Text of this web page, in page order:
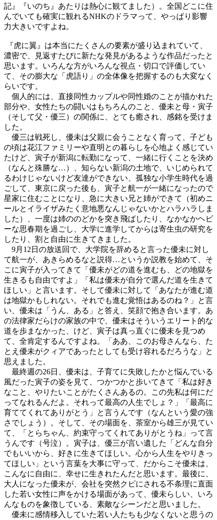
記』『いのち』あたりは熱心に観てました）。全国どこに住
んでいても確実に観れるNHKのドラマって、やっぱり影響
力大きいですよね。
『虎に翼』は本当にたくさんの要素が盛り込まれていて、
濃密で、見返すたびに新たな発見があるような作品だったと
思います。いろんな方がいろんな視点・切口で評価してい
て、その膨大な「虎語り」の全体像を把握するのも大変なく
らいです。
個人的には、直接同性カップルや同性婚のことが描かれた
部分や、女性たちの闘いはもちろんのこと、優未と母・寅子
（そして父・優三）の関係に、とても癒され、感銘を受けま
した。
優三は戦死し、優未は父親に会うことなく育って、子ども
の頃は花江ファミリーや直明との暮らしを心地よく感じてい
たけど、寅子が新潟に転勤になって、一緒に行くことを決め
（なんと殊勝な…）、知らない新潟の土地で、いじめられて
るわけじゃないけど友達ができない、孤独な小学生時代を過
ごして、東京に戻った後も、寅子と航一が一緒になったので
星家に住むことになり、急に大きい兄と姉ができて（初めニ
ールとイライザみたく意地悪なんじゃないかとハラハラしま
した）、一度は姉ののどかを突き飛ばしたり、なかなかヘビ
ーな思春期を過ごし、大学に進学してからは寄生虫の研究を
したり、割と自由に生きてきました。
9月12日の放送回で、大学院を辞めると言った優未に対し
て航一が、あきらめるなと説得…というか説教を始めて、そ
こに寅子が入ってきて「優未がどの道を進むも、どの地獄を
生きるも自由ですよ」「私は優未が自分で選んだ道を生きて
ほしい」と言います。そして優未に対して「あなたが進む道
は地獄かもしれない。それでも進む覚悟はあるのね？」と言
い、優未は「うん、ある」と答え、笑顔で抱き合います。あ
の法律家だらけの家族の中で、優未はそういうエリート的な
道を歩まなかった、けど、寅子は真っ直ぐに優未を見つめ
て、全肯定するんですよね。「ああ、このお母さんなら、た
とえ優未がクィアであったとしても受け容れるだろうな」と
思えました。
最終週の26日、優未は、子育てに失敗したかと悩んでいる
風だった寅子の姿を見て、つかつかと歩いてきて「私は好き
なこと、やりたいことがたくさんあるの。この先私は何にだ
ってなれるんだよ。それって最高の人生でしょ？」「最高に
育ててくれてありがとう」と言うんです（なんという愛の強
さでしょう）。そして、その場面を、茶室から雄三が見てい
て、「とらちゃん、約束守ってくれてありがとうね」って言
うんです（号泣）。寅子は、優三が言い遺した「どんな自分
でもいいから、好きに生きてほしい。心から人生をやりきっ
てほしい」という言葉を大事に守って、だからこそ優未は、
こんなに自由に、幸せに生きれたんだと思います。最後に、
大人になった優未が、会社を突然クビにされる不条理に直面
した若い女性に声をかける場面があって、優未らしい、いろ
んなものを象徴している、素敵なシーンだと思いました。
優未に感情移入していた若い人たちも少なくないと思うの